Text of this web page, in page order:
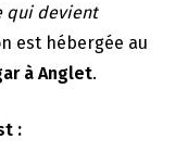
qui devient
est hébergée au
à Anglet.
: